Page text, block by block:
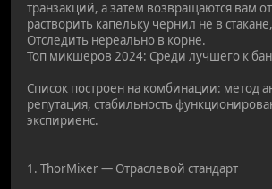
транзакций, а затем возвращаются вам
растворить капельку чернил не в
Отследить нереально в корне.
Топ микшеров 2024: Среди лучшего к
Список построен на комбинации: метод
репутация, стабильность
экспириенс.
1. ThorMixer — Отраслевой стандарт